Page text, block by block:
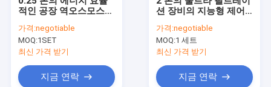
적인 공장 역오스모스
가격:negotiable
MOQ:1SET
최신 가격 받기
지금 연락
션 장비의 지능형 제어
가격:negotiable
MOQ:1 세트
최신 가격 받기
지금 연락